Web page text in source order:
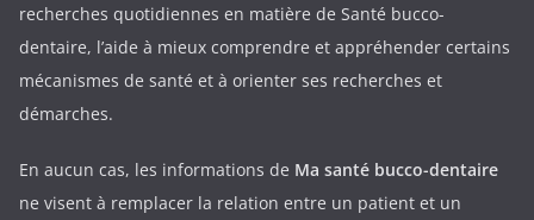
recherches quotidiennes en matière de Santé bucco-
dentaire, l’aide à mieux comprendre et appréhender certains
mécanismes de santé et à orienter ses recherches et
démarches.
En aucun cas, les informations de Ma santé bucco-dentaire
ne visent à remplacer la relation entre un patient et un